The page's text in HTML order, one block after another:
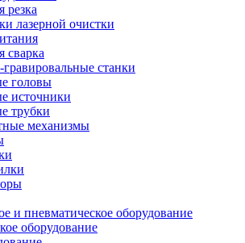
резка
лазерной очистки
сварка
гравировальные станки
головы
источники
трубки
механизмы
и пневматическое оборудование
оборудование